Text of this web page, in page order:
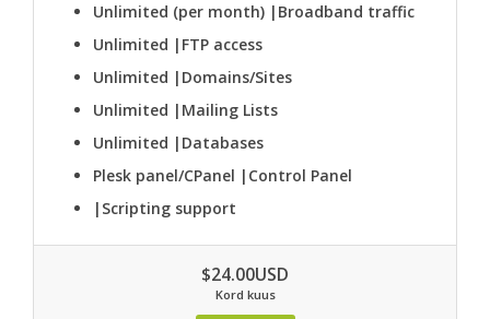
Unlimited (per month) |Broadband traffic
Unlimited |FTP access
Unlimited |Domains/Sites
Unlimited |Mailing Lists
Unlimited |Databases
Plesk panel/CPanel |Control Panel
|Scripting support
$24.00USD
Kord kuus